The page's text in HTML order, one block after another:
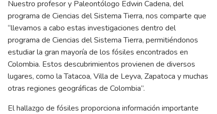
Nuestro profesor y Paleontólogo Edwin Cadena, del
programa de Ciencias del Sistema Tierra, nos comparte que
“llevamos a cabo estas investigaciones dentro del
programa de Ciencias del Sistema Tierra, permitiéndonos
estudiar la gran mayoría de los fósiles encontrados en
Colombia. Estos descubrimientos provienen de diversos
lugares, como la Tatacoa, Villa de Leyva, Zapatoca y muchas
otras regiones geográficas de Colombia”.
El hallazgo de fósiles proporciona información importante